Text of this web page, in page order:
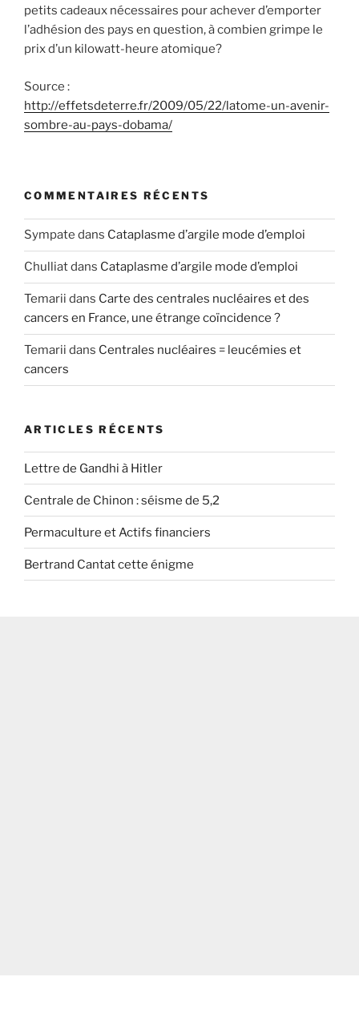
petits cadeaux nécessaires pour achever d’emporter
l’adhésion des pays en question, à combien grimpe le
prix d’un kilowatt-heure atomique?
Source :
http://effetsdeterre.fr/2009/05/22/latome-un-avenir-
sombre-au-pays-dobama/
COMMENTAIRES RÉCENTS
Sympate dans Cataplasme d’argile mode d’emploi
Chulliatdans Cataplasme d’argile mode d’emploi
Temarii dans Carte des centrales nucléaires et des
cancers en France, une étrange coïncidence ?
Temarii dans Centrales nucléaires = leucémies et
cancers
ARTICLES RÉCENTS
Lettre de Gandhi à Hitler
Centrale de Chinon : séisme de 5,2
Permaculture et Actifs financiers
Bertrand Cantat cette énigme